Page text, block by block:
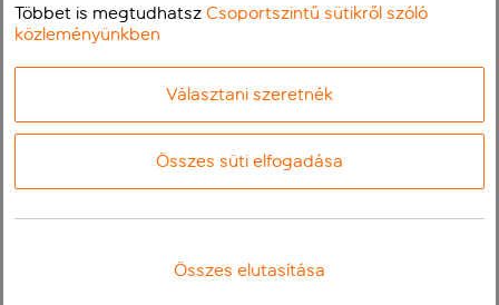
Többet is megtudhatszCsoportszintű sütikről szóló
közleményünkben
Választani szeretnék
Összes süti elfogadása
Összes elutasítása